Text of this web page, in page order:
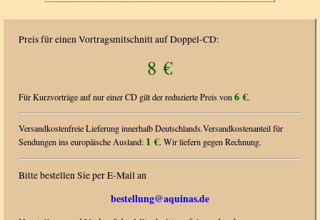
Preis für einen Vortragsmitschnitt auf Doppel-CD:
8 €
Für Kurzvorträge auf nur einer CD gilt der reduzierte Preis von6 €.
Versandkostenfreie Lieferung innerhalb Deutschlands.Versandkostenanteil für
Sendungen ins europäische Ausland: 1 €. Wir liefern gegen Rechnung.
Bitte bestellen Sie per E-Mail an
bestellung@aquinas.de